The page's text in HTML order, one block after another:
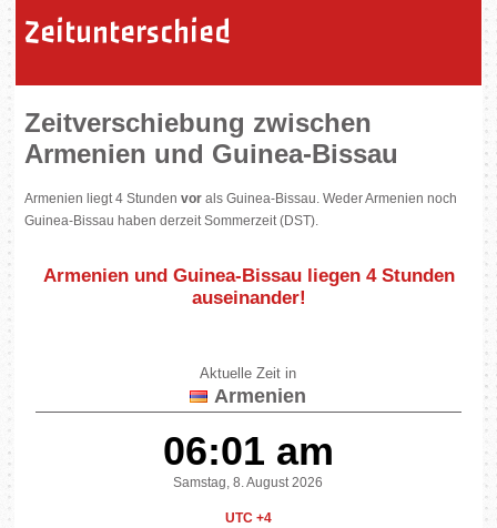
Zeitunterschied
Zeitverschiebung zwischen
Armenien und Guinea-Bissau
Armenien liegt 4 Stundenvor als Guinea-Bissau. Weder Armenien noch
Guinea-Bissau haben derzeit Sommerzeit (DST).
Armenien und Guinea-Bissau liegen 4 Stunden
auseinander!
Aktuelle Zeit in
Armenien
06:01 am
Samstag, 8. August 2026
UTC +4